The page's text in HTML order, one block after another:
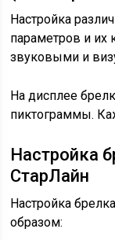
Настройка
параметров и их
звуковыми и
На дисплее
пиктограммы.
Настройка
СтарЛайн
Настройка
образом: